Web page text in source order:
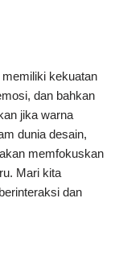
memiliki kekuatan
dan bahkan
jika warna
dunia desain,
memfokuskan
Mari kita
dan